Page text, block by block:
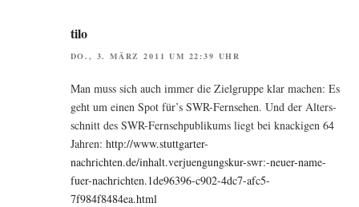
tilo
DO., 3. MÄRZ 2011 UM 22:39 UHR
Man muss sich auch immer die Ziel­grup­pe klar machen: Es
geht um einen Spot für’s SWR-Fern­se­hen. Und der Alters­
schnitt des SWR-Fern­seh­pu­bli­kums liegt bei kna­cki­gen 64
Jah­ren: http://www.stuttgarter-
nachrichten.de/inhalt.verjuengungskur-swr:-neuer-name-
fuer-nachrichten.1de96396-c902-4dc7-afc5-
7f984f8484ea.html